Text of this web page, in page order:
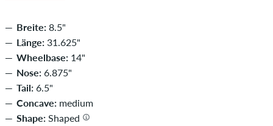
Breite: 8.5"
Länge: 31.625"
Wheelbase: 14"
Nose: 6.875"
Tail: 6.5"
Concave: medium
Shape: Shaped